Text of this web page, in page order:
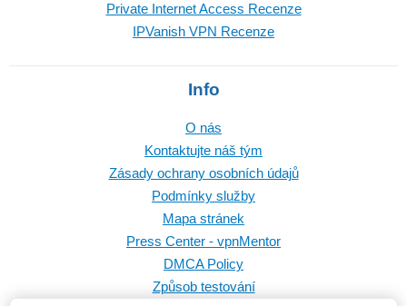
Private Internet Access Recenze
IPVanish VPN Recenze
Info
O nás
Kontaktujte náš tým
Zásady ochrany osobních údajů
Podmínky služby
Mapa stránek
Press Center - vpnMentor
DMCA Policy
Způsob testování